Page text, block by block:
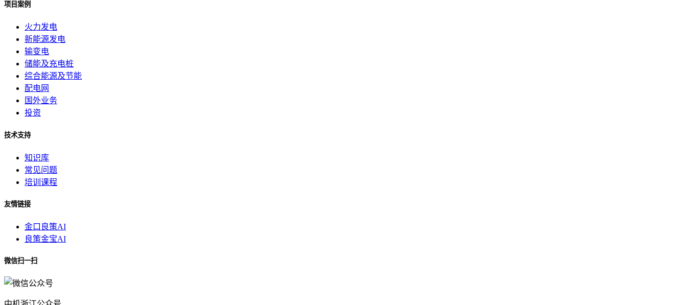
项目案例
火力发电
新能源发电
输变电
储能及充电桩
综合能源及节能
配电网
国外业务
投资
技术支持
知识库
常见问题
培训课程
友情链接
金口良策AI
良策金宝AI
微信扫一扫